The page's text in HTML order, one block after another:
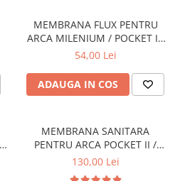
MEMBRANA FLUX PENTRU
ARCA MILENIUM / POCKET I -
MEM033P1
54,00 Lei
ADAUGA IN COS
MEMBRANA SANITARA
PENTRU ARCA POCKET II /
ECOFAST / PIXEL - MEM0031P1
130,00 Lei